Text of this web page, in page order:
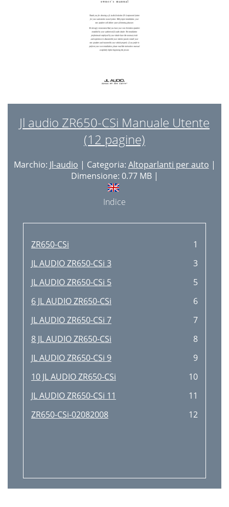
Jl audio ZR650-CSi Manuale Utente
(12 pagine)
Marchio: Jl-audio | Categoria: Altoparlanti per auto |
Dimensione: 0.77 MB |
Indice
ZR650-CSi
1
JL AUDIO ZR650-CSi 3
3
JL AUDIO ZR650-CSi 5
5
6 JL AUDIO ZR650-CSi
6
JL AUDIO ZR650-CSi 7
7
8 JL AUDIO ZR650-CSi
8
JL AUDIO ZR650-CSi 9
9
10 JL AUDIO ZR650-CSi
10
JL AUDIO ZR650-CSi 11
11
ZR650-CSi-02082008
12